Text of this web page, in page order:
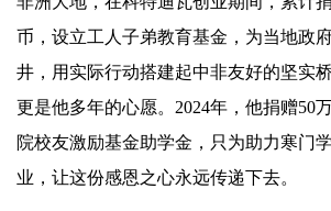
币，设立工人子弟教育基金，为当地政
井，用实际行动搭建起中非友好的坚实
更是他多年的心愿。2024年，他捐赠50
院校友激励基金助学金，只为助力寒门
业，让这份感恩之心永远传递下去。